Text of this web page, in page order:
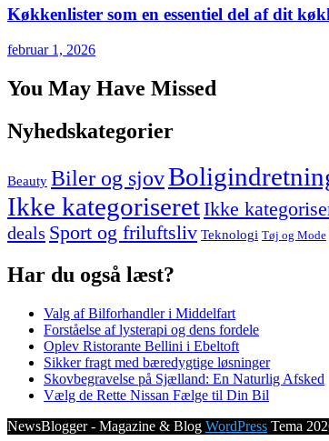
Køkkenlister som en essentiel del af dit
februar 1, 2026
You May Have Missed
Nyhedskategorier
Beauty Biler og sjov
Ikke kategoriseretIkke
deals Sport og friluftsliv Teknologi Tøj og Mode
Har du også læst?
Valg af Bilforhandler i Middelfart
Forståelse af lysterapi og dens fordele
Oplev Ristorante Bellini i Ebeltoft
Sikker fragt med bæredygtige løsninger
Skovbegravelse på Sjælland: En Naturlig Afsked
Vælg de Rette Nissan Fælge til Din Bil
NewsBlogger - Magazine & Blog WordPress Tema